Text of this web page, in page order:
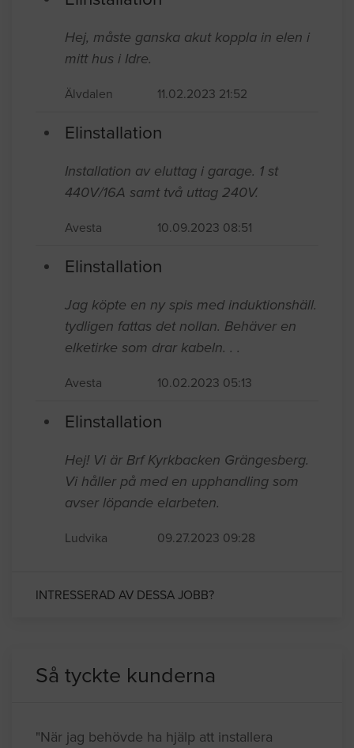
Hej, måste ganska akut koppla in elen i
mitt hus i Idre.
Älvdalen 11.02.2023 21:52
Elinstallation
Installation av eluttag i garage. 1 st
440V/16A samt två uttag 240V.
Avesta 10.09.2023 08:51
Elinstallation
Jag köpte en ny spis med induktionshäll.
tydligen fattas det nollan. Behäver en
elketirke som drar kabeln. . .
Avesta 10.02.2023 05:13
Elinstallation
Hej! Vi är Brf Kyrkbacken Grängesberg.
Vi håller på med en upphandling som
avser löpande elarbeten.
Ludvika 09.27.2023 09:28
INTRESSERAD AV DESSA JOBB?
Så tyckte kunderna
"När jag behövde ha hjälp att installera